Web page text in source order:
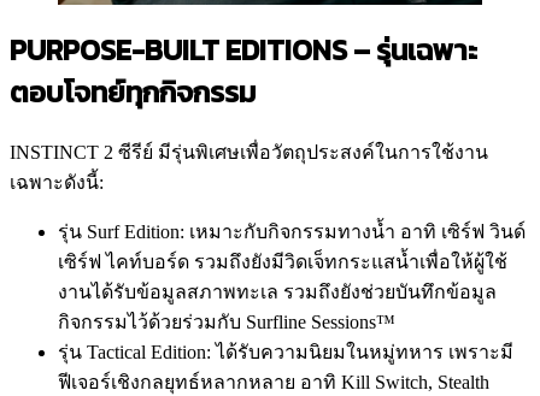
PURPOSE-BUILT EDITIONS –รุ่นเฉพาะ
ตอบโจทย์ทุกกิจกรรม
INSTINCT 2 ซีรีย์ มีรุ่นพิเศษเพื่อวัตถุประสงค์ในการใช้งาน
เฉพาะดังนี้:
รุ่น Surf Edition: เหมาะกับกิจกรรมทางน้ำ อาทิ เซิร์ฟ วินด์
เซิร์ฟ ไคท์บอร์ด รวมถึงยังมีวิดเจ็ทกระแสน้ำเพื่อให้ผู้ใช้
งานได้รับข้อมูลสภาพทะเล รวมถึงยังช่วยบันทึกข้อมูล
กิจกรรมไว้ด้วยร่วมกับ Surfline Sessions™
รุ่น Tactical Edition: ได้รับความนิยมในหมู่ทหาร เพราะมี
ฟีเจอร์เชิงกลยุทธ์หลากหลาย อาทิ Kill Switch, Stealth